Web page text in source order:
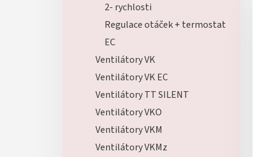
2- rychlosti
Regulace otáček + termostat
EC
Ventilátory VK
Ventilátory VK EC
Ventilátory TT SILENT
Ventilátory VKO
Ventilátory VKM
Ventilátory VKMz